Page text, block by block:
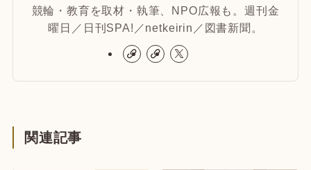
競輪・教育を取材・執筆、NPO広報も。週刊金
曜日／日刊SPA!／netkeirin／図書新聞。
関連記事